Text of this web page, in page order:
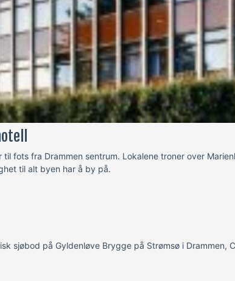
til fots fra Drammen sentrum. Lokalene troner over
til alt byen har å by på.
sjøbod på Gyldenløve Brygge på Strømsø i